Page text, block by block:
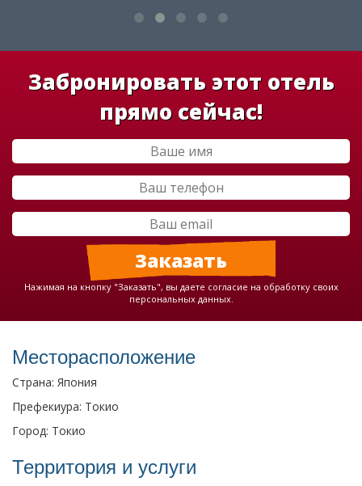
Забронировать этот отель
прямо сейчас!
Нажимая на кнопку "Заказать", вы даете согласие на обработку своих
персональных данных.
Месторасположение
Страна: Япония
Префекиура: Токио
Город: Токио
Территория и услуги